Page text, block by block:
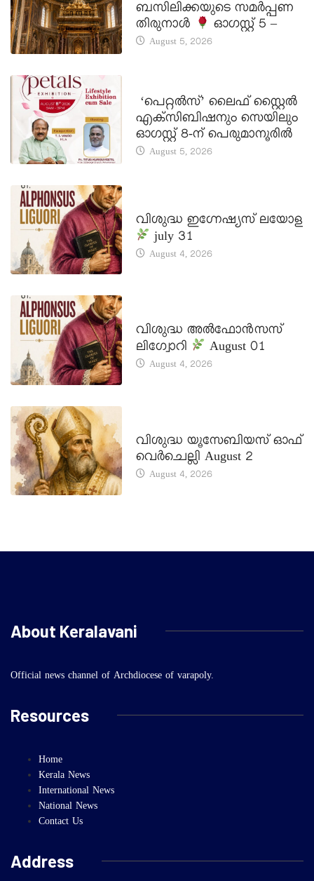
ബസിലിക്കയുടെ സമർപ്പണ
തിരുനാൾ
ഓഗസ്റ്റ് 5 –
August 5, 2026
‘പെറ്റൽസ്’ ലൈഫ് സ്റ്റൈൽ
എക്സിബിഷനും സെയിലും
ഓഗസ്റ്റ് 8-ന് പെരുമാനൂരിൽ
August 5, 2026
വിശുദ്ധ ഇഗ്നേഷ്യസ് ലയോള
july 31
August 4, 2026
വിശുദ്ധ അൽഫോൻസസ്
ലിഗ്വോറി
August 01
August 4, 2026
വിശുദ്ധ യൂസേബിയസ് ഓഫ്
വെർചെല്ലി August 2
August 4, 2026
About Keralavani
Official news channel of Archdiocese of varapoly.
Resources
Home
Kerala News
International News
National News
Contact Us
Address